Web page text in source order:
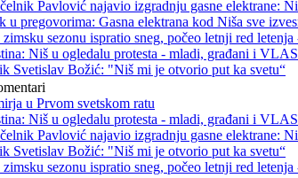
Pavlović najavio izgradnju gasne elektrane:
u pregovorima: Gasna elektrana kod Niša sve
zimsku sezonu ispratio sneg, počeo letnji red letenja
Niš u ogledalu protesta - mladi, građani i
Svetislav Božić: "Niš mi je otvorio put ka svetu“
u Prvom svetskom ratu
Niš u ogledalu protesta - mladi, građani i
Pavlović najavio izgradnju gasne elektrane:
Svetislav Božić: "Niš mi je otvorio put ka svetu“
zimsku sezonu ispratio sneg, počeo letnji red letenja